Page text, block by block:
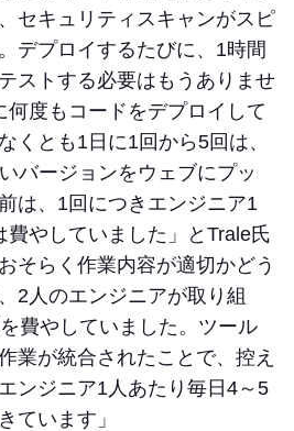
セキュリティスキャンがスピ
デプロイするたびに、1時間
ストする必要はもうありませ
何度もコードをデプロイして
くとも1日に1回から5回は、
バージョンをウェブにプッ
は、1回につきエンジニア1
費やしていました」とTrale氏
そらく作業内容が適切かどう
2人のエンジニアが取り組
費やしていました。ツール
業が統合されたことで、控え
ンジニア1人あたり毎日4～5
ています」